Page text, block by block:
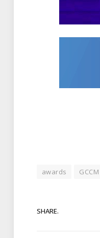
awards GCCM
SHARE.